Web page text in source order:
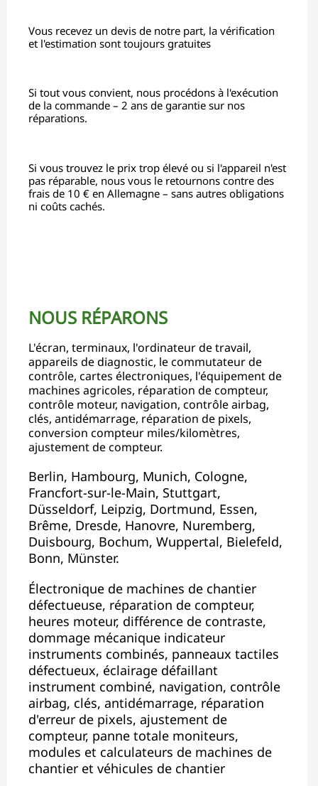
Vous recevez un devis de notre part, la vérification
et l'estimation sont toujours gratuites
Si tout vous convient, nous procédons à l'exécution
de la commande – 2 ans de garantie sur nos
réparations.
Si vous trouvez le prix trop élevé ou si l'appareil n'est
pas réparable, nous vous le retournons contre des
frais de 10 € en Allemagne – sans autres obligations
ni coûts cachés.
NOUS RÉPARONS
L'écran, terminaux, l'ordinateur de travail,
appareils de diagnostic, le commutateur de
contrôle, cartes électroniques, l'équipement de
machines agricoles, réparation de compteur,
contrôle moteur, navigation, contrôle airbag,
clés, antidémarrage, réparation de pixels,
conversion compteur miles/kilomètres,
ajustement de compteur.
Berlin, Hambourg, Munich, Cologne,
Francfort-sur-le-Main, Stuttgart,
Düsseldorf, Leipzig, Dortmund, Essen,
Brême, Dresde, Hanovre, Nuremberg,
Duisbourg, Bochum, Wuppertal, Bielefeld,
Bonn, Münster.
Électronique de machines de chantier
défectueuse, réparation de compteur,
heures moteur, différence de contraste,
dommage mécanique indicateur
instruments combinés, panneaux tactiles
défectueux, éclairage défaillant
instrument combiné, navigation, contrôle
airbag, clés, antidémarrage, réparation
d'erreur de pixels, ajustement de
compteur, panne totale moniteurs,
modules et calculateurs de machines de
chantier et véhicules de chantier